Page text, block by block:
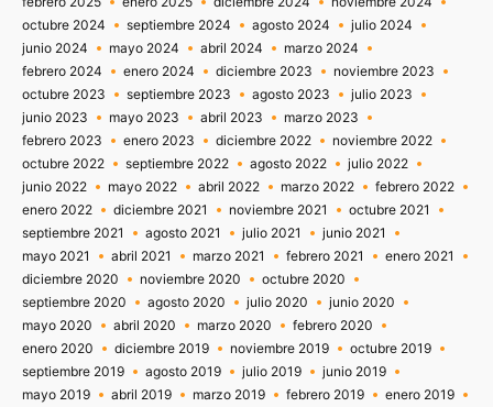
octubre 2024
septiembre 2024 agosto 2024
julio 2024
junio 2024
mayo 2024 abril 2024
marzo 2024
febrero 2024
enero 2024 diciembre 2023
noviembre 2023
octubre 2023
septiembre 2023 agosto 2023
julio 2023
junio 2023
mayo 2023 abril 2023
marzo 2023
febrero 2023
enero 2023 diciembre 2022
noviembre 2022
octubre 2022
septiembre 2022 agosto 2022
julio 2022
junio 2022
mayo 2022 abril 2022 marzo 2022
febrero 2022
enero 2022
diciembre 2021 noviembre 2021
octubre 2021
septiembre 2021
agosto 2021 julio 2021
junio 2021
mayo 2021
abril 2021 marzo 2021 febrero 2021
enero 2021
diciembre 2020
noviembre 2020
octubre 2020
septiembre 2020
agosto 2020 julio 2020
junio 2020
mayo 2020
abril 2020 marzo 2020
febrero 2020
enero 2020
diciembre 2019 noviembre 2019
octubre 2019
septiembre 2019
agosto 2019 julio 2019
junio 2019
mayo 2019
abril 2019 marzo 2019 febrero 2019
enero 2019